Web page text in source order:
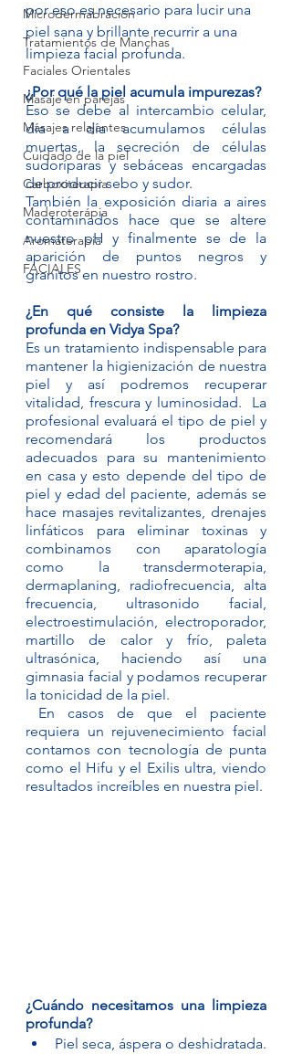
Microdermabración
Tratamientos de Manchas
Faciales Orientales
Masaje en parejas
Masajes relajantes
Cuidado de la piel
Carboxiterapia
Maderoterápia
Aromaterapia
FACIALES
por eso es necesario para lucir una
piel sana y brillante recurrir a una
limpieza facial profunda.
¿Por qué la piel acumula impurezas?
Eso se debe al intercambio celular,
día a día acumulamos células
muertas, la secreción de células
sudoríparas y sebáceas encargadas
de producir sebo y sudor.
También la exposición diaria a aires
contaminados hace que se altere
nuestro pH y finalmente se de la
aparición de puntos negros y
granitos en nuestro rostro.
¿En qué consiste la limpieza
profunda en Vidya Spa?
Es un tratamiento indispensable para
mantener la higienización de nuestra
piel y así podremos recuperar
vitalidad, frescura y luminosidad.  La
profesional evaluará el tipo de piel y
recomendará los productos
adecuados para su mantenimiento
en casa y esto depende del tipo de
piel y edad del paciente, además se
hace masajes revitalizantes, drenajes
linfáticos para eliminar toxinas y
combinamos con aparatología
como la transdermoterapia,
dermaplaning, radiofrecuencia, alta
frecuencia, ultrasonido facial,
electroestimulación, electroporador,
martillo de calor y frío, paleta
ultrasónica, haciendo así una
gimnasia facial y podamos recuperar
la tonicidad de la piel.
requiera un rejuvenecimiento facial
contamos con tecnología de punta
como el Hifu y el Exilis ultra, viendo
resultados increíbles en nuestra piel.
¿Cuándo necesitamos una limpieza
profunda?
Piel seca, áspera o deshidratada.